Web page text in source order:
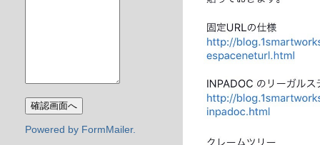
Powered by FormMailer.